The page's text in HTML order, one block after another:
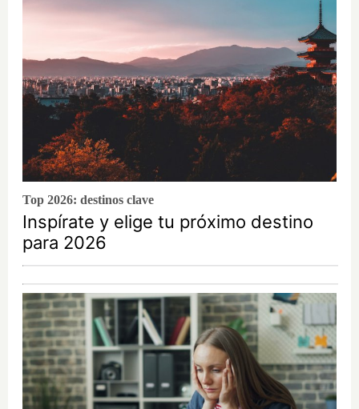
Top 2026: destinos clave
Inspírate y elige tu próximo destino
para 2026